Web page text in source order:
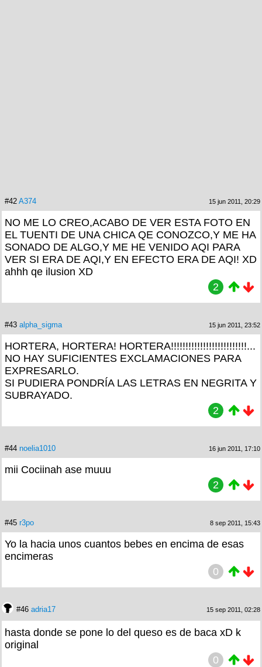
#42 A374 15 jun 2011, 20:29
NO ME LO CREO,ACABO DE VER ESTA FOTO EN
EL TUENTI DE UNA CHICA QE CONOZCO,Y ME HA
SONADO DE ALGO,Y ME HE VENIDO AQI PARA
VER SI ERA DE AQI,Y EN EFECTO ERA DE AQI! XD
ahhh qe ilusion XD
2
#43 alpha_sigma 15 jun 2011, 23:52
HORTERA, HORTERA! HORTERA!!!!!!!!!!!!!!!!!!!!!!!!!!...
NO HAY SUFICIENTES EXCLAMACIONES PARA
EXPRESARLO.
SI PUDIERA PONDRÍA LAS LETRAS EN NEGRITA Y
SUBRAYADO.
2
#44 noelia1010 16 jun 2011, 17:10
mii Cociinah ase muuu
2
#45 r3po 8 sep 2011, 15:43
Yo la hacia unos cuantos bebes en encima de esas
encimeras
0
#46 adria17 15 sep 2011, 02:28
hasta donde se pone lo del queso es de baca xD k
original
0